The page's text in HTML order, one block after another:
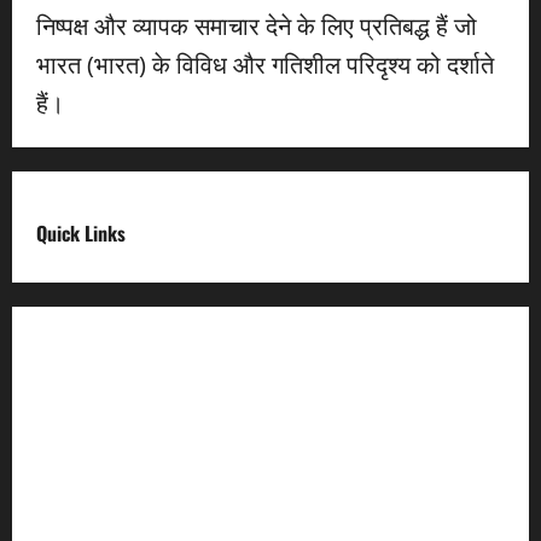
निष्पक्ष और व्यापक समाचार देने के लिए प्रतिबद्ध हैं जो
भारत (भारत) के विविध और गतिशील परिदृश्य को दर्शाते
हैं।
Quick Links